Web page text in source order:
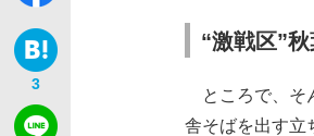
3
“激戦区”
ところで、そ
舎そばを出す立